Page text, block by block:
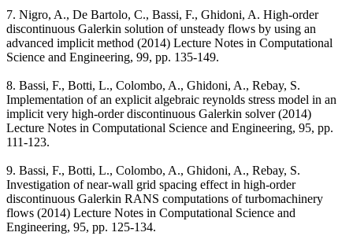
7. Nigro, A., De Bartolo, C., Bassi, F., Ghidoni, A. High-order
discontinuous Galerkin solution of unsteady flows by using an
advanced implicit method (2014) Lecture Notes in Computational
Science and Engineering, 99, pp. 135-149.
8. Bassi, F., Botti, L., Colombo, A., Ghidoni, A., Rebay, S.
Implementation of an explicit algebraic reynolds stress model in an
implicit very high-order discontinuous Galerkin solver (2014)
Lecture Notes in Computational Science and Engineering, 95, pp.
111-123.
9. Bassi, F., Botti, L., Colombo, A., Ghidoni, A., Rebay, S.
Investigation of near-wall grid spacing effect in high-order
discontinuous Galerkin RANS computations of turbomachinery
flows (2014) Lecture Notes in Computational Science and
Engineering, 95, pp. 125-134.